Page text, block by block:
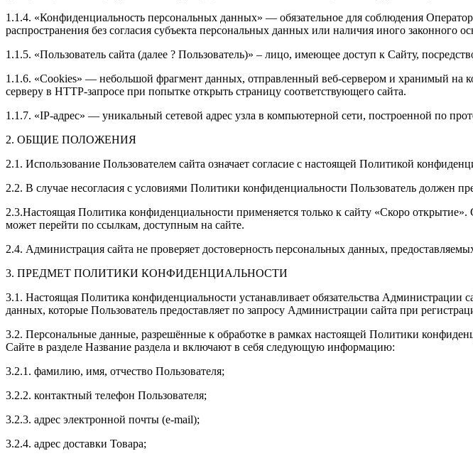
1.1.4. «Конфиденциальность персональных данных» — обязательное для соблюдения
распространения без согласия субъекта персональных данных или наличия иного законного
1.1.5. «Пользователь сайта (далее ? Пользователь)» – лицо, имеющее доступ к Сайту,
1.1.6. «Cookies» — небольшой фрагмент данных, отправленный веб-сервером и хранимый на
серверу в HTTP-запросе при попытке открыть страницу соответствующего сайта.
1.1.7. «IP-адрес» — уникальный сетевой адрес узла в компьютерной сети, построенной по
2. ОБЩИЕ ПОЛОЖЕНИЯ
2.1. Использование Пользователем сайта означает согласие с настоящей Политикой
2.2. В случае несогласия с условиями Политики конфиденциальности Пользователь должен
2.3.Настоящая Политика конфиденциальности применяется только к сайту «Скоро
может перейти по ссылкам, доступным на сайте.
2.4. Администрация сайта не проверяет достоверность персональных данных,
3. ПРЕДМЕТ ПОЛИТИКИ КОНФИДЕНЦИАЛЬНОСТИ
3.1. Настоящая Политика конфиденциальности устанавливает обязательства
данных, которые Пользователь предоставляет по запросу Администрации сайта при
3.2. Персональные данные, разрешённые к обработке в рамках настоящей Политики
Сайте в разделе Название раздела и включают в себя следующую информацию:
3.2.1. фамилию, имя, отчество Пользователя;
3.2.2. контактный телефон Пользователя;
3.2.3. адрес электронной почты (e-mail);
3.2.4. адрес доставки Товара;